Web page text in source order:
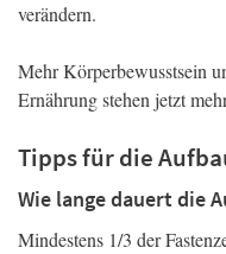
verändern.
Mehr Körperbewusstsein
Ernährung stehen jetzt
Tipps für die
Wie lange dauert die
Mindestens 1/3 der